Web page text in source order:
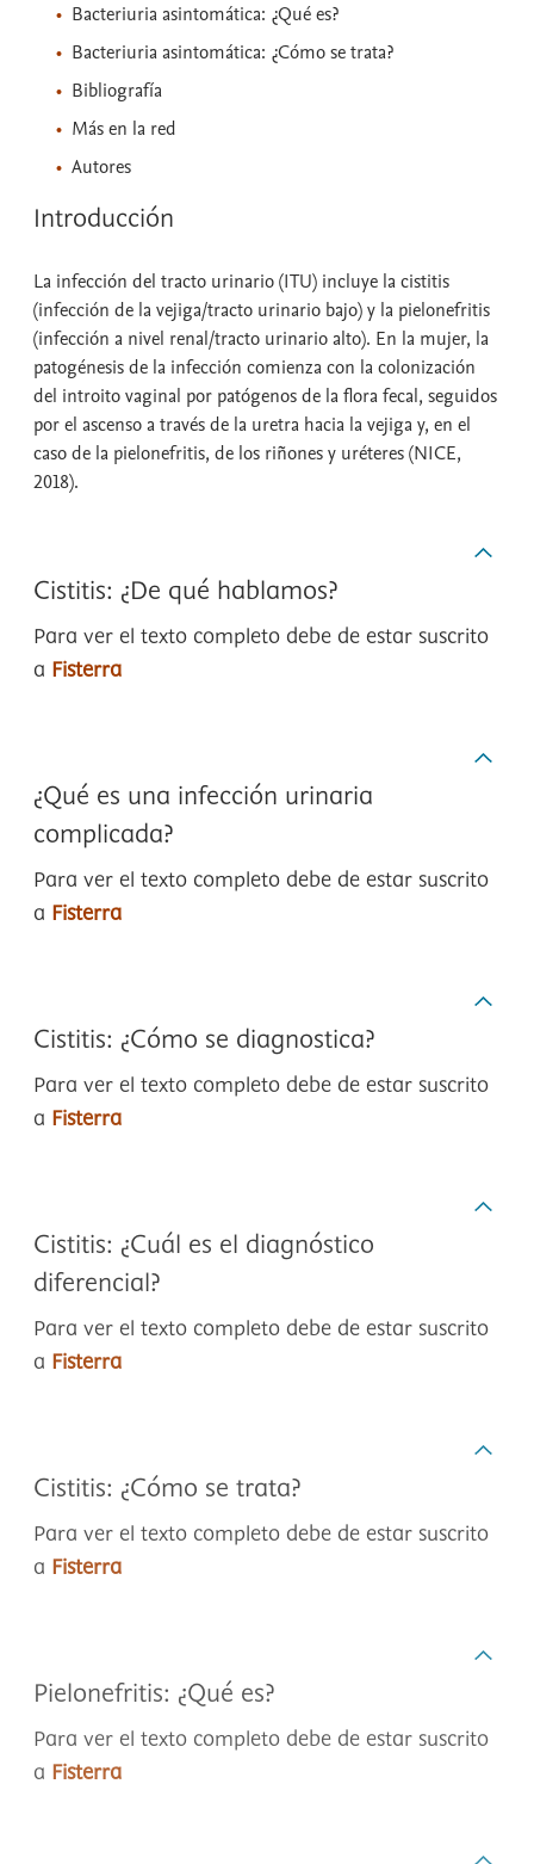
Bacteriuria asintomática: ¿Qué es?
Bacteriuria asintomática: ¿Cómo se trata?
Bibliografía
Más en la red
Autores
Introducción
La infección del tracto urinario (ITU) incluye la cistitis
(infección de la vejiga/tracto urinario bajo) y la pielonefritis
(infección a nivel renal/tracto urinario alto). En la mujer, la
patogénesis de la infección comienza con la colonización
del introito vaginal por patógenos de la flora fecal, seguidos
por el ascenso a través de la uretra hacia la vejiga y, en el
caso de la pielonefritis, de los riñones y uréteres (NICE,
2018).
Cistitis: ¿De qué hablamos?
Para ver el texto completo debe de estar suscrito
a Fisterra
¿Qué es una infección urinaria
complicada?
Para ver el texto completo debe de estar suscrito
a Fisterra
Cistitis: ¿Cómo se diagnostica?
Para ver el texto completo debe de estar suscrito
a Fisterra
Cistitis: ¿Cuál es el diagnóstico
diferencial?
Para ver el texto completo debe de estar suscrito
a Fisterra
Cistitis: ¿Cómo se trata?
Para ver el texto completo debe de estar suscrito
a Fisterra
Pielonefritis: ¿Qué es?
Para ver el texto completo debe de estar suscrito
a Fisterra